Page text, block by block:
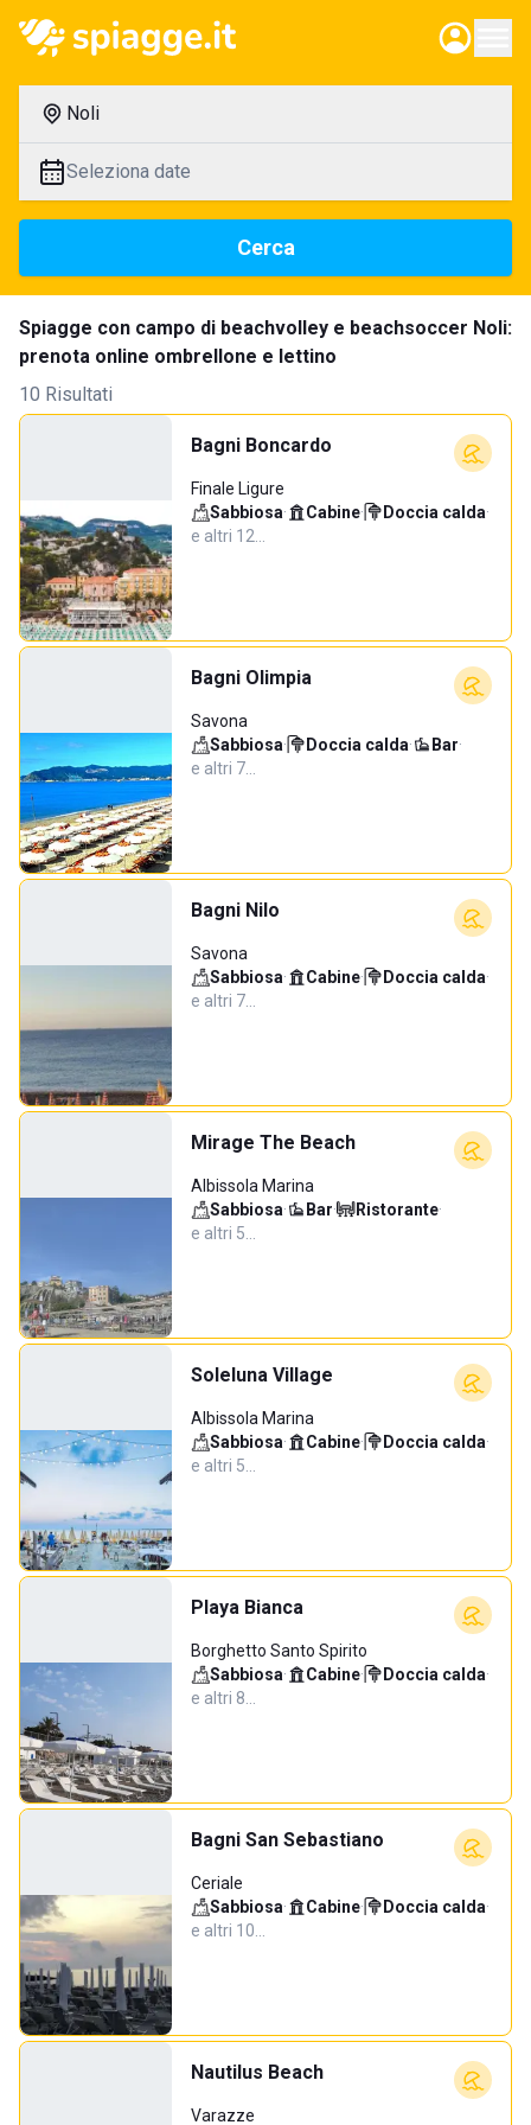
Noli
Seleziona date
Cerca
Spiagge con campo di beachvolley e beachsoccer Noli:
prenota online ombrellone e lettino
10 Risultati
Bagni Boncardo
Finale Ligure
Sabbiosa· Cabine· Doccia calda·
e altri 12…
Bagni Olimpia
Savona
Sabbiosa· Doccia calda· Bar·
e altri 7…
Bagni Nilo
Savona
Sabbiosa· Cabine· Doccia calda·
e altri 7…
Mirage The Beach
Albissola Marina
Sabbiosa· Bar· Ristorante·
e altri 5…
Soleluna Village
Albissola Marina
Sabbiosa· Cabine· Doccia calda·
e altri 5…
Playa Bianca
Borghetto Santo Spirito
Sabbiosa· Cabine· Doccia calda·
e altri 8…
Bagni San Sebastiano
Ceriale
Sabbiosa· Cabine· Doccia calda·
e altri 10…
Nautilus Beach
Varazze